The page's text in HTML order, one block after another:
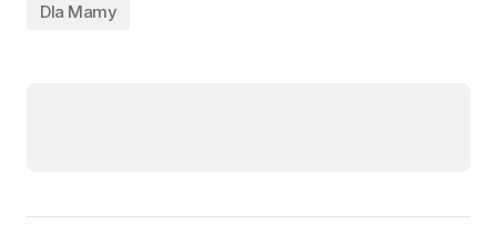
Dla Mamy